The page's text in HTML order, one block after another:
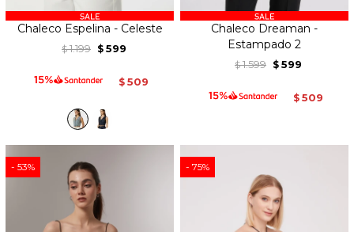
Chaleco Espelina - Celeste
$ 1.199 $ 599
$ 509
Chaleco Dreaman -
Estampado 2
$ 1.599 $ 599
$ 509
53 75